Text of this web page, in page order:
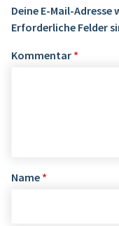
Deine E-Mail-
Erforderliche Felder
Kommentar *
Name *